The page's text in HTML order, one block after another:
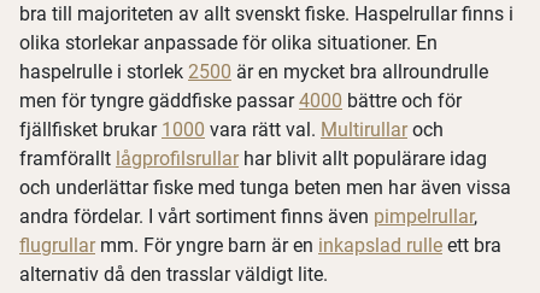
bra till majoriteten av allt svenskt fiske. Haspelrullar finns i
olika storlekar anpassade för olika situationer. En
haspelrulle i storlek 2500 är en mycket bra allroundrulle
men för tyngre gäddfiske passar4000 bättre och för
fjällfisket brukar 1000 vara rätt val. Multirullaroch
framförallt lågprofilsrullarhar blivit allt populärare idag
och underlättar fiske med tunga beten men har även vissa
andra fördelar. I vårt sortiment finns även pimpelrullar,
flugrullarmm. För yngre barn är en inkapslad rulle ett bra
alternativ då den trasslar väldigt lite.